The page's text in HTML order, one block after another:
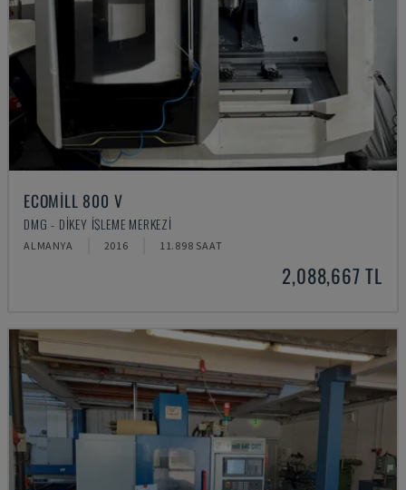
ECOMILL 800 V
DMG - DIKEY İŞLEME MERKEZI
ALMANYA 2016 11.898 SAAT
2,088,667 TL